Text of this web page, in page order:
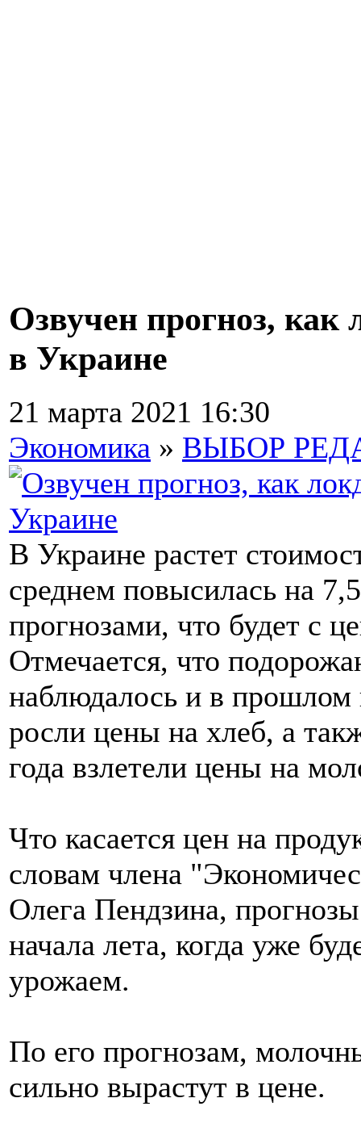
Озвучен прогноз, как
в Украине
21 марта 2021 16:30
Экономика » ВЫБОР
В Украине растет
среднем повысилась на
прогнозами, что будет с
Отмечается, что
наблюдалось и в прошлом
росли цены на хлеб, а
года взлетели цены на
Что касается цен на
словам члена
Олега Пендзина,
начала лета, когда уже
урожаем.
По его прогнозам,
сильно вырастут в цене.